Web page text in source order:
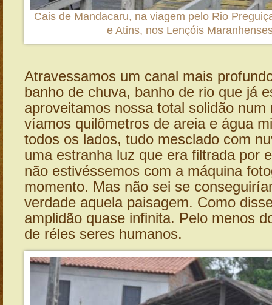
Cais de Mandacaru, na viagem pelo Rio
e Atins, nos Lençóis
Atravessamos um canal mais
banho de chuva, banho de rio que já
aproveitamos nossa total solidão num
víamos quilômetros de areia e água
todos os lados, tudo mesclado com
uma estranha luz que era filtrada por
não estivéssemos com a máquina
momento. Mas não sei se
verdade aquela paisagem. Como
amplidão quase infinita. Pelo menos
de réles seres humanos.